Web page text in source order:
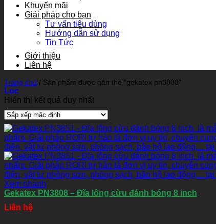
Khuyến mãi
Giải pháp cho bạn
Tư vấn tiêu dùng
Hướng dẫn sử dụng
Tin Tức
Giới thiệu
Liên hệ
Trang chủ / Sản phẩm được gắn thẻ “gekatex pn3808”
Lọc
Hiển thị kết quả duy nhất
Xem nhanh
Gekatex PN3808 – Đĩa lông cừu đánh bóng 8 inch
Liên hệ